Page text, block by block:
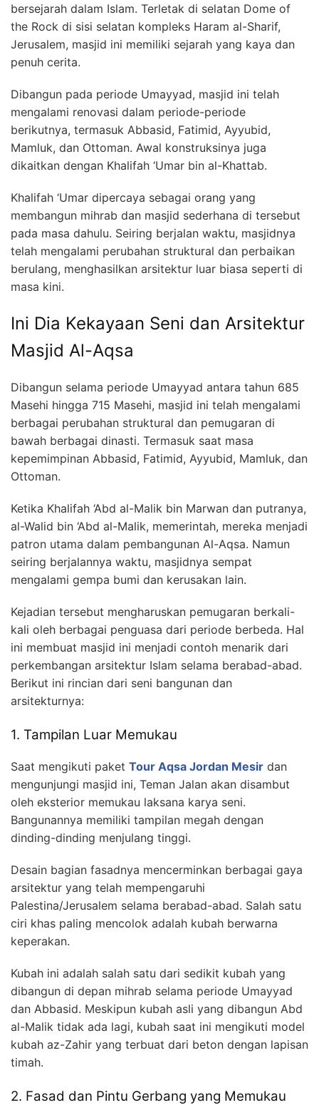
bersejarah dalam Islam. Terletak di selatan Dome of
the Rock di sisi selatan kompleks Haram al-Sharif,
Jerusalem, masjid ini memiliki sejarah yang kaya dan
penuh cerita.
Dibangun pada periode Umayyad, masjid ini telah
mengalami renovasi dalam periode-periode
berikutnya, termasuk Abbasid, Fatimid, Ayyubid,
Mamluk, dan Ottoman. Awal konstruksinya juga
dikaitkan dengan Khalifah ‘Umar bin al-Khattab.
Khalifah ‘Umar dipercaya sebagai orang yang
membangun mihrab dan masjid sederhana di tersebut
pada masa dahulu. Seiring berjalan waktu, masjidnya
telah mengalami perubahan struktural dan perbaikan
berulang, menghasilkan arsitektur luar biasa seperti di
masa kini.
Ini Dia Kekayaan Seni dan Arsitektur
Masjid Al-Aqsa
Dibangun selama periode Umayyad antara tahun 685
Masehi hingga 715 Masehi, masjid ini telah mengalami
berbagai perubahan struktural dan pemugaran di
bawah berbagai dinasti. Termasuk saat masa
kepemimpinan Abbasid, Fatimid, Ayyubid, Mamluk, dan
Ottoman.
Ketika Khalifah ‘Abd al-Malik bin Marwan dan putranya,
al-Walid bin ‘Abd al-Malik, memerintah, mereka menjadi
patron utama dalam pembangunan Al-Aqsa. Namun
seiring berjalannya waktu, masjidnya sempat
mengalami gempa bumi dan kerusakan lain.
Kejadian tersebut mengharuskan pemugaran berkali-
kali oleh berbagai penguasa dari periode berbeda. Hal
ini membuat masjid ini menjadi contoh menarik dari
perkembangan arsitektur Islam selama berabad-abad.
Berikut ini rincian dari seni bangunan dan
arsitekturnya:
1. Tampilan Luar Memukau
Saat mengikuti paket Tour Aqsa Jordan Mesir dan
mengunjungi masjid ini, Teman Jalan akan disambut
oleh eksterior memukau laksana karya seni.
Bangunannya memiliki tampilan megah dengan
dinding-dinding menjulang tinggi.
Desain bagian fasadnya mencerminkan berbagai gaya
arsitektur yang telah mempengaruhi
Palestina/Jerusalem selama berabad-abad. Salah satu
ciri khas paling mencolok adalah kubah berwarna
keperakan.
Kubah ini adalah salah satu dari sedikit kubah yang
dibangun di depan mihrab selama periode Umayyad
dan Abbasid. Meskipun kubah asli yang dibangun Abd
al-Malik tidak ada lagi, kubah saat ini mengikuti model
kubah az-Zahir yang terbuat dari beton dengan lapisan
timah.
2. Fasad dan Pintu Gerbang yang Memukau